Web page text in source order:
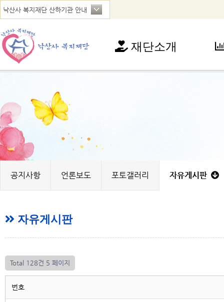
재단소개
지
공지사항 언론보도 포토갤러리 자유게시판
자유게시판
Total 128건 5 페이지
번호